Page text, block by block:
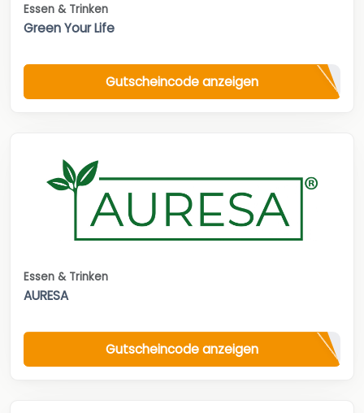
Essen & Trinken
Green Your Life
Gutscheincode anzeigen
Essen & Trinken
AURESA
Gutscheincode anzeigen